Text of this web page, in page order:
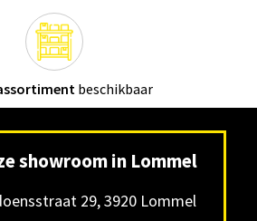
beschikbaar
showroom in Lommel
29, 3920 Lommel